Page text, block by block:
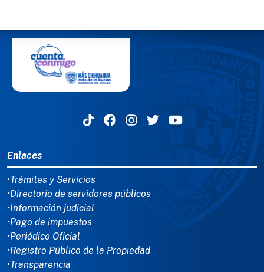
Enlaces
•Trámites y Servicios
•Directorio de servidores públicos
•Información judicial
•Pago de impuestos
•Periódico Oficial
•Registro Público de la Propiedad
•Transparencia